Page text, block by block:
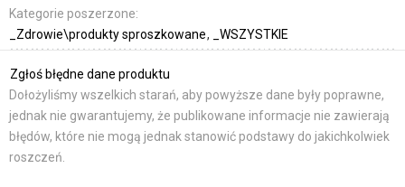
Kategorie poszerzone:
_Zdrowie\produkty sproszkowane
_WSZYSTKIE
Zgłoś błędne dane produktu
Dołożyliśmy wszelkich starań, aby powyższe dane były poprawne,
jednak nie gwarantujemy, że publikowane informacje nie zawierają
błędów, które nie mogą jednak stanowić podstawy do jakichkolwiek
roszczeń.